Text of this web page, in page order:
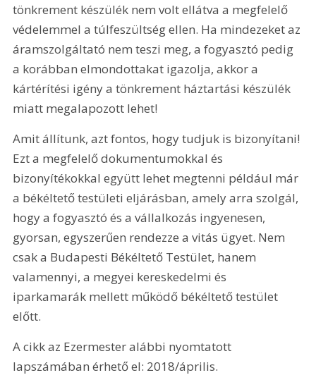
tönkrement készülék nem volt ellátva a megfelelő
védelemmel a túlfeszültség ellen. Ha mindezeket az
áramszolgáltató nem teszi meg, a fogyasztó pedig
a korábban elmondottakat igazolja, akkor a
kártérítési igény a tönkrement háztartási készülék
miatt megalapozott lehet!
Amit állítunk, azt fontos, hogy tudjuk is bizonyítani!
Ezt a megfelelő dokumentumokkal és
bizonyítékokkal együtt lehet megtenni például már
a békéltető testületi eljárásban, amely arra szolgál,
hogy a fogyasztó és a vállalkozás ingyenesen,
gyorsan, egyszerűen rendezze a vitás ügyet. Nem
csak a Budapesti Békéltető Testület, hanem
valamennyi, a megyei kereskedelmi és
iparkamarák mellett működő békéltető testület
előtt.
A cikk az Ezermester alábbi nyomtatott
lapszámában érhető el: 2018/április.